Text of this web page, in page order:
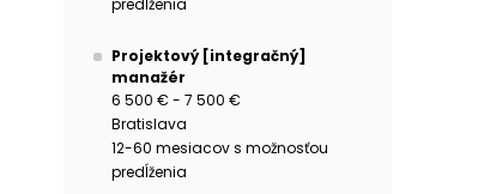
predĺženia
Projektový [integračný]
manažér
6 500 € - 7 500 €
Bratislava
12-60 mesiacov s možnosťou
predĺženia